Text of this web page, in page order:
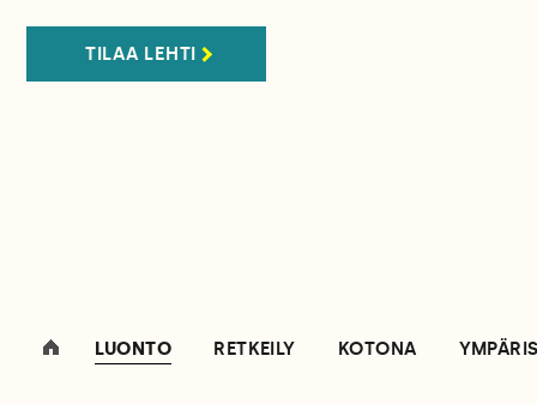
TILAA LEHTI
LUONTO RETKEILY KOTONA